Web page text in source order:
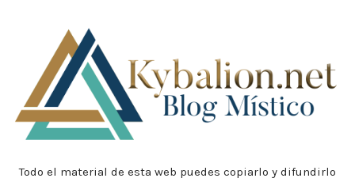
Todo el material de esta web puedes copiarlo y difundirlo